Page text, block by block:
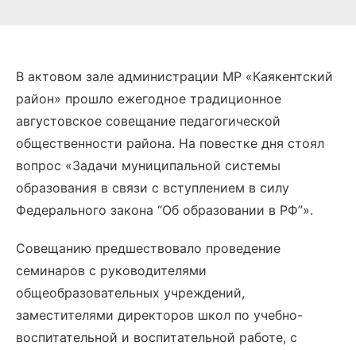
В актовом зале администрации МР «Каякентский
район» прошло ежегодное традиционное
августовское совещание педагогической
общественности района. На повестке дня стоял
вопрос «Задачи муниципальной системы
образования в связи с вступлением в силу
Федерального закона “Об образовании в РФ”».
Совещанию предшествовало проведение
семинаров с руководителями
общеобразовательных учреждений,
заместителями директоров школ по учебно-
воспитательной и воспитательной работе, с